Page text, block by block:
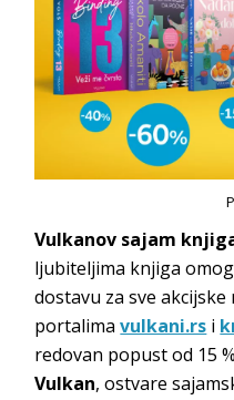
Vulkanov sajam
ljubiteljima knjiga
dostavu za sve
portalimavulkani.rs i
redovan popust od 15
Vulkan, ostvare